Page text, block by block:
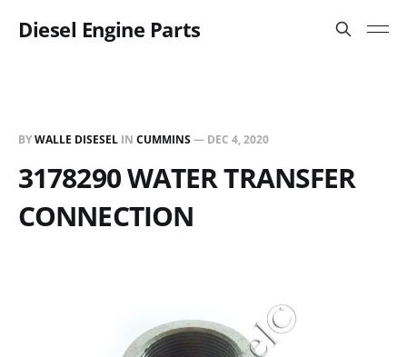
Diesel Engine Parts
BYWALLE DISESEL IN CUMMINS— DEC 4, 2020
3178290 WATER TRANSFER
CONNECTION